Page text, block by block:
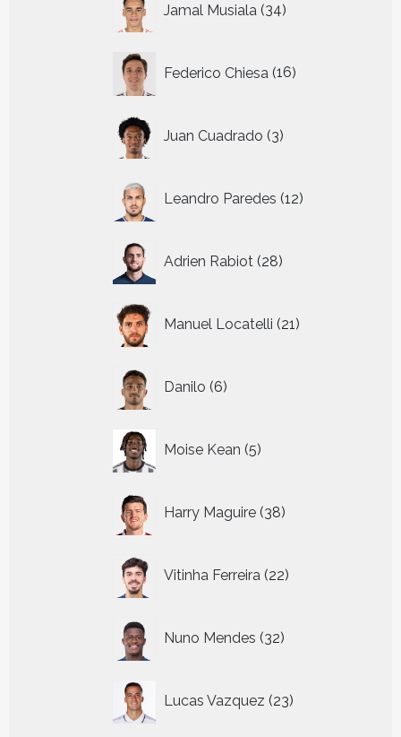
Jamal Musiala 34
producten
Federico Chiesa 16
producten
Juan Cuadrado 3
producten
Leandro Paredes 12
producten
Adrien Rabiot 28
producten
Manuel Locatelli 21
producten
Danilo 6
producten
Moise Kean 5
producten
Harry Maguire 38
producten
Vitinha Ferreira 22
producten
Nuno Mendes 32
producten
Lucas Vazquez 23
producten